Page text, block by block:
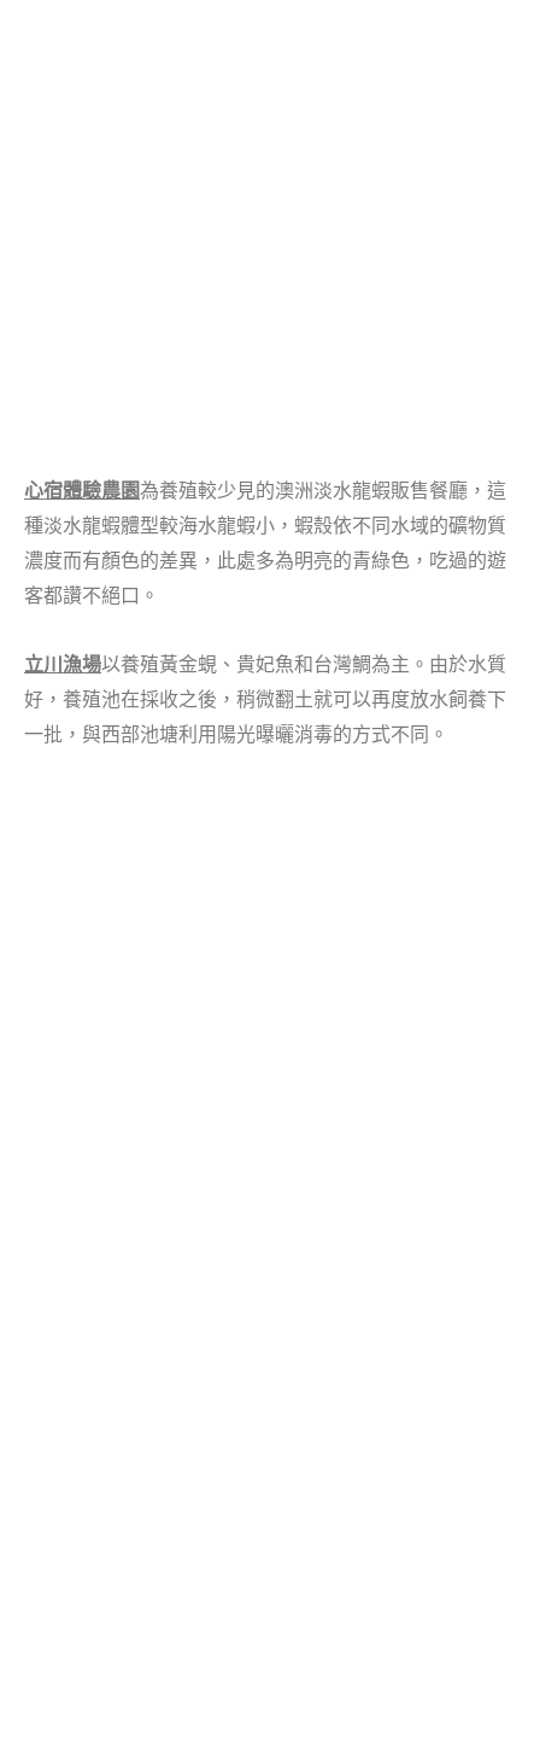
心宿體驗農園為養殖較少見的澳洲淡水龍蝦販售餐廳，這
種淡水龍蝦體型較海水龍蝦小，蝦殼依不同水域的礦物質
濃度而有顏色的差異，此處多為明亮的青綠色，吃過的遊
客都讚不絕口。
立川漁場以養殖黃金蜆、貴妃魚和台灣鯛為主。由於水質
好，養殖池在採收之後，稍微翻土就可以再度放水飼養下
一批，與西部池塘利用陽光曝曬消毒的方式不同。